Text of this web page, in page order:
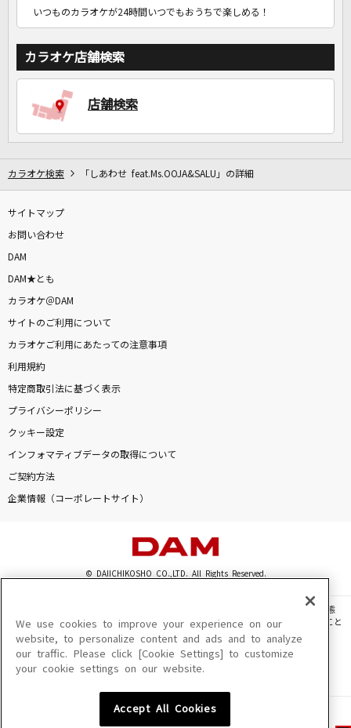
いつものカラオケが24時間いつでもおうちで楽しめる！
カラオケ店舗検索
店舗検索
カラオケ検索 「しあわせ feat.Ms.OOJA&SALU」の詳細
サイトマップ
お問い合わせ
DAM
DAM★とも
カラオケ＠DAM
サイトのご利用について
カラオケご利用にあたっての注意事項
利用規約
特定商取引法に基づく表示
プライバシーポリシー
クッキー設定
インフォマティブデータの取得について
ご契約方法
企業情報（コーポレートサイト）
© DAIICHIKOSHO CO.,LTD. All Rights Reserved.
このサイトに掲載されている一切の文章・画像・写真・動画・音声等を、手段や形態
を問わず、著作権法の定める範囲を超えて無断で複製、転載、ファイル化などすること
を禁じます。
楽曲及びコンテンツは、機種によりご利用いただけない場合があります。
楽曲及びコンテンツの配信日、配信内容が変更になる場合があります。
We use cookies to improve your experience on our
website, to personalize content and ads and to analyze
our traffic. Please click [Cookie Settings] to customize
your cookie settings on our website.
Accept All Cookies